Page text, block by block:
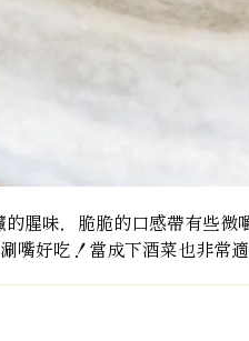
腥味，脆脆的口感帶有些微
嘴好吃！當成下酒菜也非常